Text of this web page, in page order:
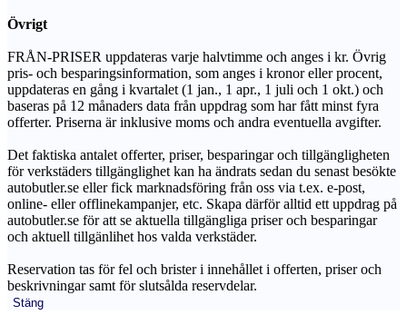
Övrigt
FRÅN-PRISER uppdateras varje halvtimme och anges i kr. Övrig
pris- och besparingsinformation, som anges i kronor eller procent,
uppdateras en gång i kvartalet (1 jan., 1 apr., 1 juli och 1 okt.) och
baseras på 12 månaders data från uppdrag som har fått minst fyra
offerter. Priserna är inklusive moms och andra eventuella avgifter.
Det faktiska antalet offerter, priser, besparingar och tillgängligheten
för verkstäders tillgänglighet kan ha ändrats sedan du senast besökte
autobutler.se eller fick marknadsföring från oss via t.ex. e-post,
online- eller offlinekampanjer, etc. Skapa därför alltid ett uppdrag på
autobutler.se för att se aktuella tillgängliga priser och besparingar
och aktuell tillgänlihet hos valda verkstäder.
Reservation tas för fel och brister i innehållet i offerten, priser och
beskrivningar samt för slutsålda reservdelar.
Stäng